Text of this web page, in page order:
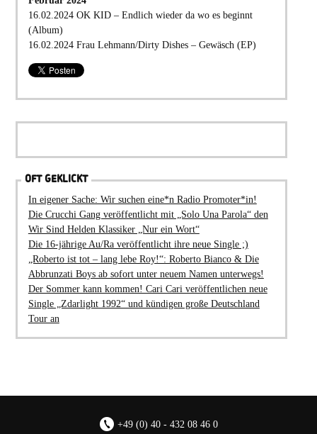
16.02.2024 OK KID – Endlich wieder da wo es beginnt
(Album)
16.02.2024 Frau Lehmann/Dirty Dishes – Gewäsch (EP)
OFT GEKLICKT
In eigener Sache: Wir suchen eine*n Radio Promoter*in!
Die Crucchi Gang veröffentlicht mit „Solo Una Parola“ den
Wir Sind Helden Klassiker „Nur ein Wort“
Die 16-jährige Au/Ra veröffentlicht ihre neue Single ;)
„Roberto ist tot – lang lebe Roy!“: Roberto Bianco & Die
Abbrunzati Boys ab sofort unter neuem Namen unterwegs!
Der Sommer kann kommen! Cari Cari veröffentlichen neue
Single „Zdarlight 1992“ und kündigen große Deutschland
Tour an
+49 (0) 40 - 432 08 46 0